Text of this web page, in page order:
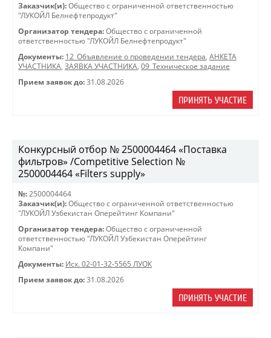
Заказчик(и): Общество с ограниченной ответственностью
"ЛУКОЙЛ Белнефтепродукт"
Организатор тендера: Общество с ограниченной
ответственностью "ЛУКОЙЛ Белнефтепродукт"
Документы: 12_Объявление о проведении тендера, АНКЕТА
УЧАСТНИКА, ЗАЯВКА УЧАСТНИКА, 09_Техническое задание
Прием заявок до: 31.08.2026
ПРИНЯТЬ УЧАСТИЕ
Конкурсный отбор № 2500004464 «Поставка
фильтров» /Competitive Selection №
2500004464 «Filters supply»
№: 2500004464
Заказчик(и): Общество с ограниченной ответственностью
"ЛУКОЙЛ Узбекистан Оперейтинг Компани"
Организатор тендера: Общество с ограниченной
ответственностью "ЛУКОЙЛ Узбекистан Оперейтинг
Компани"
Документы: Исх. 02-01-32-5565 ЛУОК
Прием заявок до: 31.08.2026
ПРИНЯТЬ УЧАСТИЕ